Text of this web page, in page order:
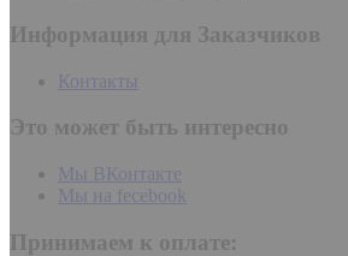
Информация для Заказчиков
Контакты
Это может быть интересно
Мы ВКонтакте
Мы на fecebook
Принимаем к оплате: